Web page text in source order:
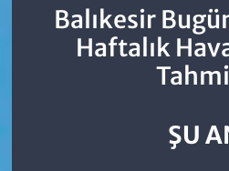
Balıkesir
Haftalık
ŞU
Tüm Manşetler
Son Dakika Haberleri